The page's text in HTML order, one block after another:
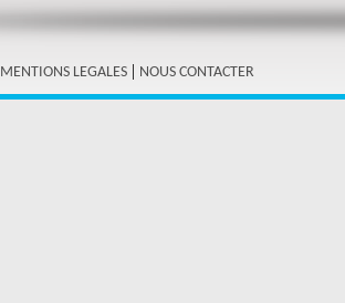
MENTIONS LEGALES | NOUS CONTACTER